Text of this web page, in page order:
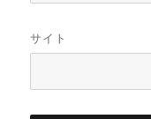
サイト